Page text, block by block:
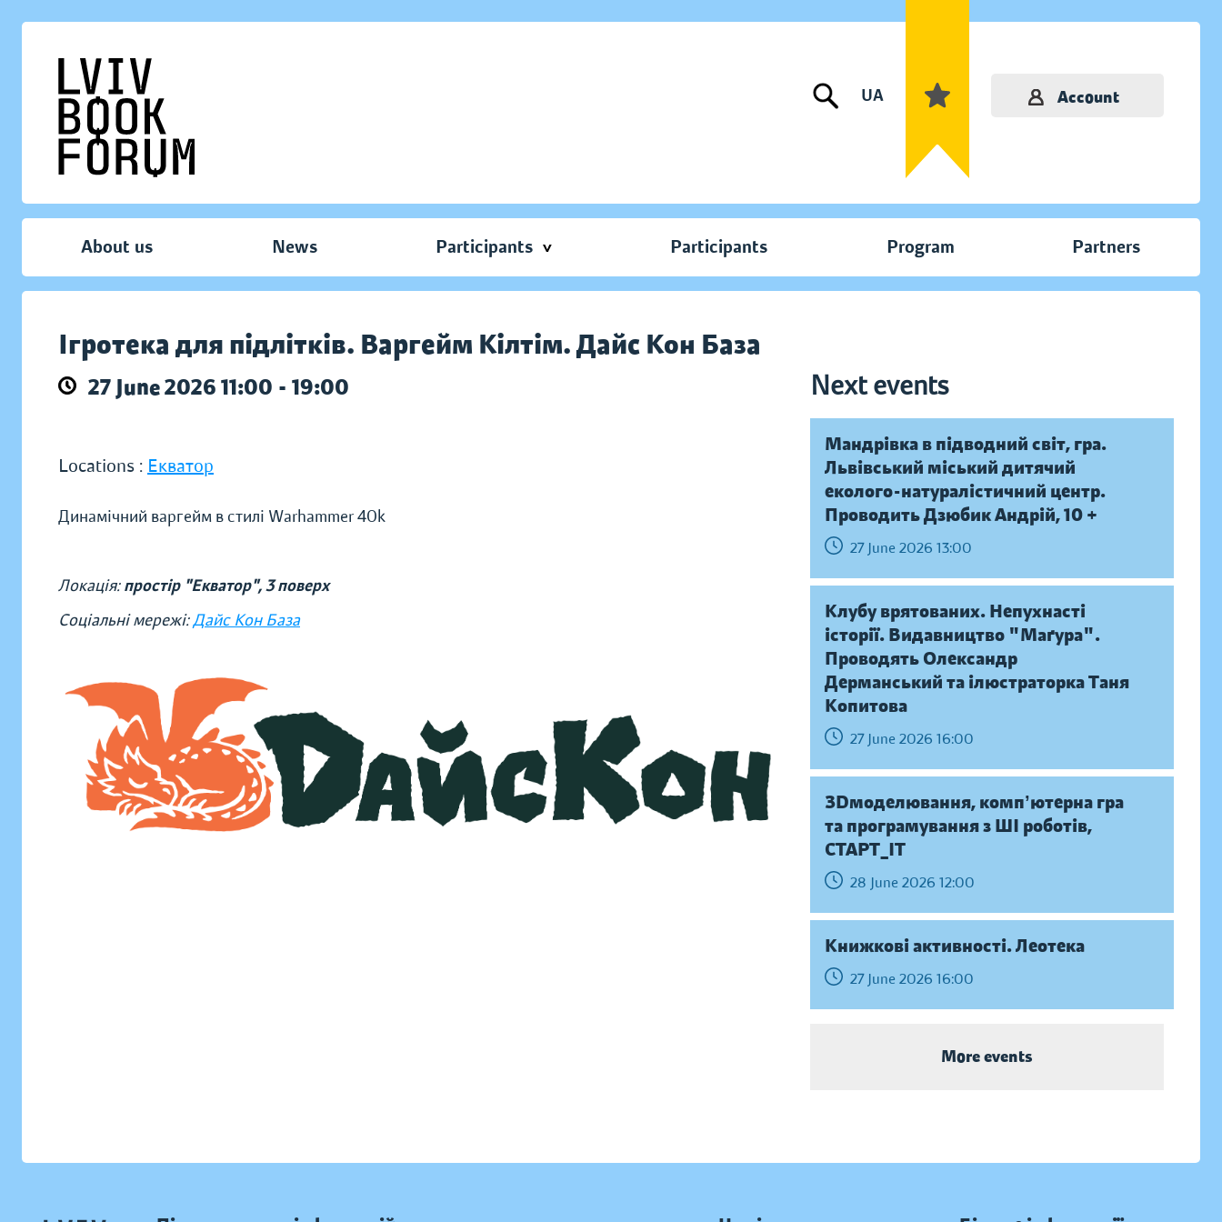
UA Account
About us News Participants Participants Program Partners
Ігротека для підлітків. Варгейм Кілтім. Дайс Кон База
27 June 2026 11:00 - 19:00 Next events
Locations : Екватор
Динамічний варгейм в стилі Warhammer 40k
Локація:простір "Екватор", 3 поверх
Соціальні мережі:Дайс Кон База
Мандрівка в підводний світ, гра.
Львівський міський дитячий
еколого-натуралістичний центр.
Проводить Дзюбик Андрій, 10 +
27 June 2026 13:00
Клубу врятованих. Непухнасті
історії. Видавництво "Маґура".
Проводять Олександр
Дерманський та ілюстраторка Таня
Копитова
27 June 2026 16:00
ЗDмоделювання, компʼютерна гра
та програмування з ШІ роботів,
СТАРТ_ІТ
28 June 2026 12:00
Книжкові активності. Леотека
27 June 2026 16:00
More events